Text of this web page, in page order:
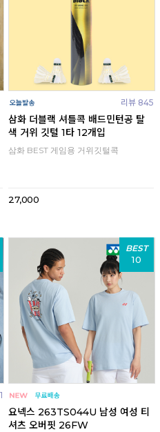
리뷰 845
삼화 더블랙 셔틀콕 배드민턴공 탈
색 거위 깃털 1타 12개입
삼화 BEST 게임용 거위깃털콕
27,000
BEST
10
요넥스 263TS044U 남성 여성 티
셔츠 오버핏 26FW